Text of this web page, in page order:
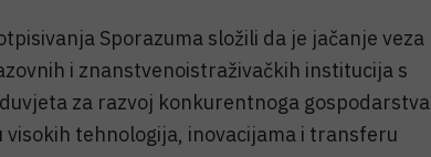
Sporazuma složili da je jačanje veza
i znanstvenoistraživačkih institucija s
za razvoj konkurentnoga gospodarstva
visokih tehnologija, inovacijama i transferu